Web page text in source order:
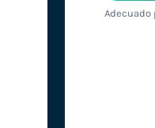
Adecuado